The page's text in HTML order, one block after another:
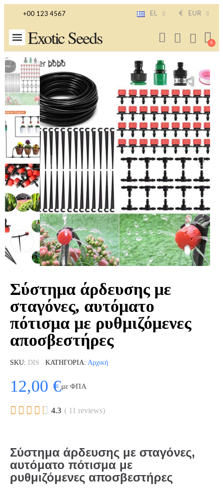
+00 123 4567 EL € EUR
Exotic Seeds
Σύστημα άρδευσης με
σταγόνες, αυτόματο
πότισμα με ρυθμιζόμενες
αποσβεστήρες
SKU DIS ΚΑΤΗΓΟΡΊΑ Αρχική
12,00 €με ΦΠΑ
     4.3 ( 11 reviews)
Σύστημα άρδευσης με σταγόνες,
αυτόματο πότισμα με
ρυθμιζόμενες αποσβεστήρες